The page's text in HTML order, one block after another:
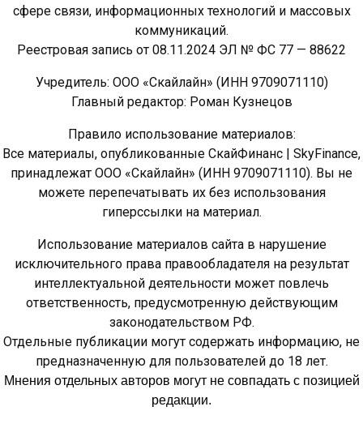
сфере связи, информационных технологий и массовых
коммуникаций.
Реестровая запись от 08.11.2024 ЭЛ № ФС 77 — 88622
Учредитель: ООО «Скайлайн» (ИНН 9709071110)
Главный редактор: Роман Кузнецов
Правило использование материалов:
Все материалы, опубликованные СкайФинанс | SkyFinance,
принадлежат ООО «Скайлайн» (ИНН 9709071110). Вы не
можете перепечатывать их без использования
гиперссылки на материал.
Использование материалов сайта в нарушение
исключительного права правообладателя на результат
интеллектуальной деятельности может повлечь
ответственность, предусмотренную действующим
законодательством РФ.
Отдельные публикации могут содержать информацию, не
предназначенную для пользователей до 18 лет.
Мнения отдельных авторов могут не совпадать с позицией
редакции.